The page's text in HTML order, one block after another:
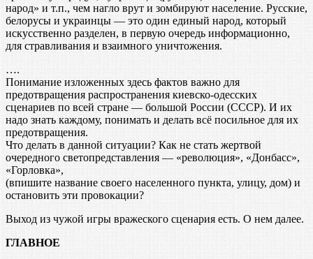
народ» и т.п., чем нагло врут и зомбируют население. Русские,
белорусы и украинцы — это один единый народ, который
искусственно разделен, в первую очередь информационно,
для стравливания и взаимного уничтожения.
….
Понимание изложенных здесь фактов важно для
предотвращения распространения киевско-одесских
сценариев по всей стране — большой России (СССР). И их
надо знать каждому, понимать и делать всё посильное для их
предотвращения.
Что делать в данной ситуации? Как не стать жертвой
очередного светопредставления — «революция», «Донбасс»,
«Горловка»,
(впишите название своего населенного пункта, улицу, дом) и
остановить эти провокации?
Выход из чужой игры вражеского сценария есть. О нем далее.
ГЛАВНОЕ